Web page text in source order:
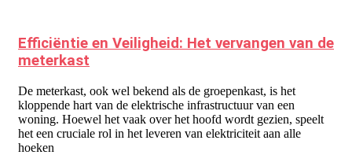
Efficiëntie en Veiligheid: Het vervangen van de
meterkast
De meterkast, ook wel bekend als de groepenkast, is het
kloppende hart van de elektrische infrastructuur van een
woning. Hoewel het vaak over het hoofd wordt gezien, speelt
het een cruciale rol in het leveren van elektriciteit aan alle
hoeken